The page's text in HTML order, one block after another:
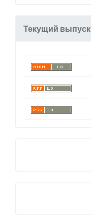
Текущий выпуск